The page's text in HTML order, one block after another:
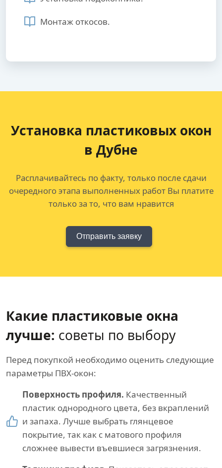
Монтаж откосов.
Установка пластиковых окон
в Дубне
Расплачивайтесь по факту, только после сдачи
очередного этапа выполненных работ Вы платите
только за то, что вам нравится
Отправить заявку
Какие пластиковые окна
лучше: советы по выбору
Перед покупкой необходимо оценить следующие
параметры ПВХ-окон:
Поверхность профиля. Качественный
пластик однородного цвета, без вкраплений
и запаха. Лучше выбрать глянцевое
покрытие, так как с матового профиля
сложнее вывести въевшиеся загрязнения.